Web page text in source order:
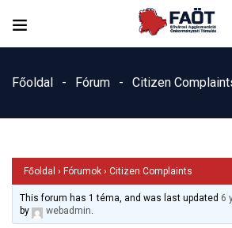
Főoldal Fórum Citizen
Főoldal › Fórumok › Citizen Complaints
This forum has 1 téma, and was last updated 6
by
webadmin.